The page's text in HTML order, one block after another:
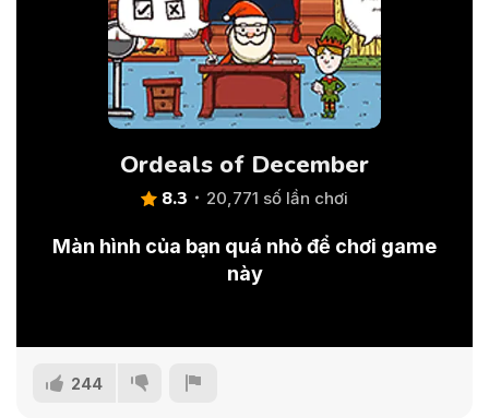
Ordeals of December
8.3 20,771 số lần chơi
Màn hình của bạn quá nhỏ để chơi game
này
244